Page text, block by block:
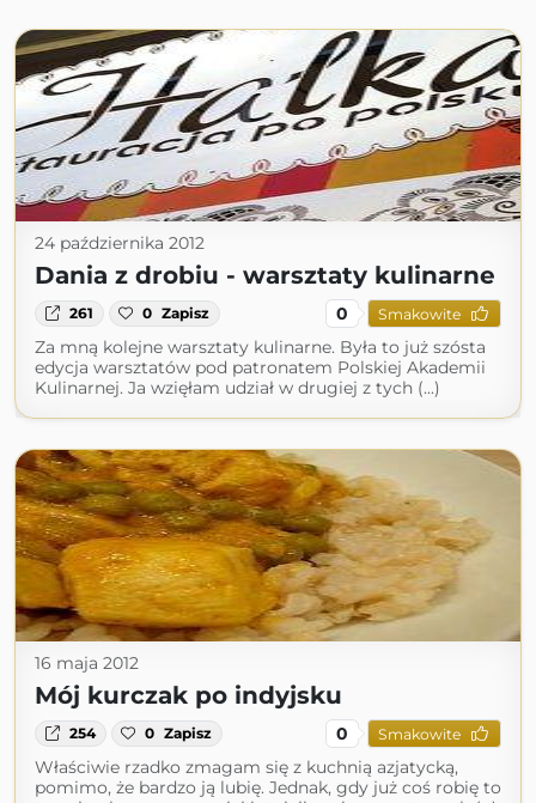
24 października 2012
Dania z drobiu - warsztaty kulinarne
261 0 Zapisz 0 Smakowite
Za mną kolejne warsztaty kulinarne. Była to już szósta
edycja warsztatów pod patronatem Polskiej Akademii
Kulinarnej. Ja wzięłam udział w drugiej z tych (...)
16 maja 2012
Mój kurczak po indyjsku
254 0 Zapisz 0 Smakowite
Właściwie rzadko zmagam się z kuchnią azjatycką,
pomimo, że bardzo ją lubię. Jednak, gdy już coś robię to